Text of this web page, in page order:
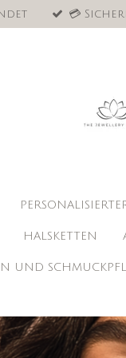
💳
HALSKETTEN
UND